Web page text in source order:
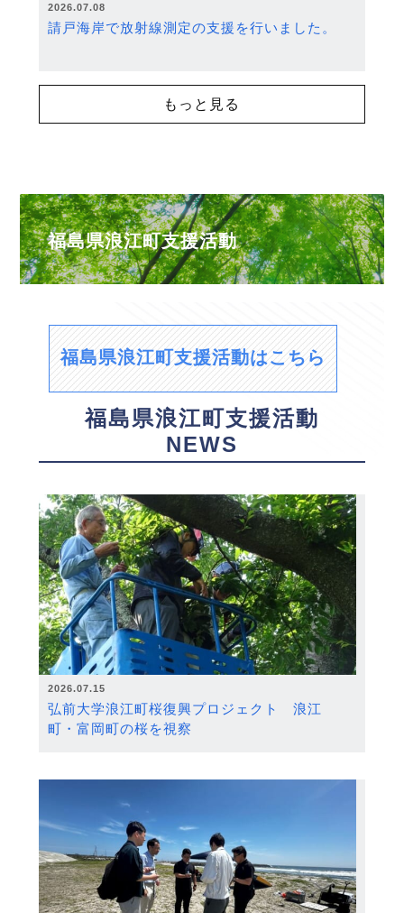
2026.07.08
請戸海岸で放射線測定の支援を行いました。
もっと見る
福島県浪江町支援活動
福島県浪江町支援活動はこちら
福島県浪江町支援活動
NEWS
2026.07.15
弘前大学浪江町桜復興プロジェクト 浪江
町・富岡町の桜を視察